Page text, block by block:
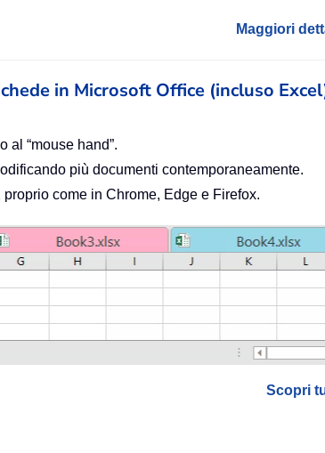
Maggiori
in Microsoft Office (incluso
al “mouse hand”.
più documenti contemporaneamente.
come in Chrome, Edge e Firefox.
Scopri